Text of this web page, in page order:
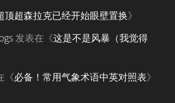
顶超森拉克已经开始眼壁置换》
发表在《这是不是风暴（我觉得
《必备！常用气象术语中英对照表》